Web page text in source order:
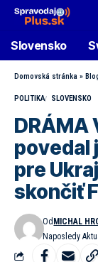
Slovensko
Domovská stránka »
POLITIKA SLOVENSKO
DRÁMA
povedal
pre
skončiť
Naposledy
Od MICHAL